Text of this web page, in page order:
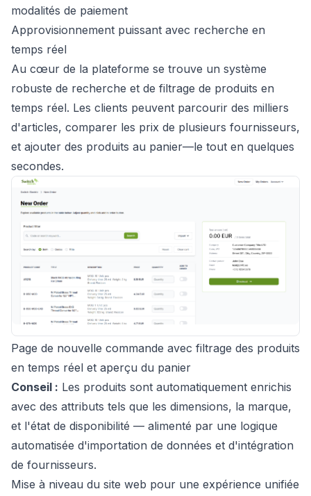
modalités de paiement
Approvisionnement puissant avec recherche en
temps réel
Au cœur de la plateforme se trouve un système
robuste de recherche et de filtrage de produits en
temps réel. Les clients peuvent parcourir des milliers
d'articles, comparer les prix de plusieurs fournisseurs,
et ajouter des produits au panier—le tout en quelques
secondes.
Page de nouvelle commande avec filtrage des produits
en temps réel et aperçu du panier
Conseil : Les produits sont automatiquement enrichis
avec des attributs tels que les dimensions, la marque,
et l'état de disponibilité — alimenté par une logique
automatisée d'importation de données et d'intégration
de fournisseurs.
Mise à niveau du site web pour une expérience unifiée